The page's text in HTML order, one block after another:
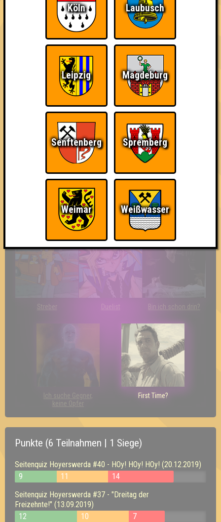
Wir sind immer bei
Euch!
Nerven aus Stahl
The Amount of
Teilnahmen is too
damn high
Ich war da, vor 3000
Jahren
Da-Da Da! Da-Da Da! Knapp daneben!
So kurz vorm Sieg! The Last of Us Wir sind ERSTER?!
Streber Duelist Bin ich schon drin?
Ich suche Gegner,
keine Opfer
First Time?
Punkte (6 Teilnahmen | 1 Siege)
Seitenquiz Hoyerswerda #40 - HOy! HOy! HOy! (20.12.2019)
9
11
14
Seitenquiz Hoyerswerda #37 - "Dreitag der
Freizehnte!" (13.09.2019)
12
10
7
Köln Laubusch
Leipzig Magdeburg
Senftenberg Spremberg
Weimar Weißwasser